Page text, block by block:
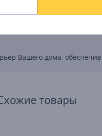
на RE315, чтобы
Вашего дома,
товары